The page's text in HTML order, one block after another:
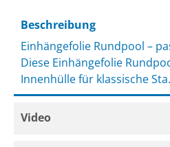
Beschreibung
Einhängefolie Rundpool –
Diese Einhängefolie
Innenhülle für klassische
Video